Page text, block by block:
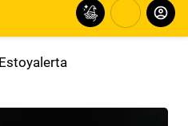
Estoyalerta